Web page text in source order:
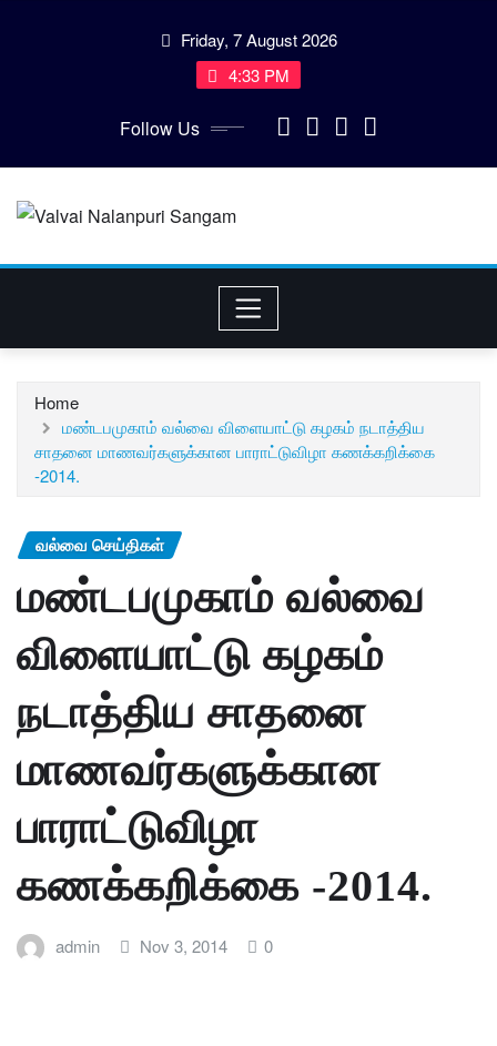
Friday, 7 August 2026
4:33 PM
Follow Us
Home
மண்டபமுகாம் வல்வை விளையாட்டு கழகம் நடாத்திய
சாதனை மாணவர்களுக்கான பாராட்டுவிழா கணக்கறிக்கை
-2014.
வல்வை செய்திகள்
மண்டபமுகாம் வல்வை
விளையாட்டு கழகம்
நடாத்திய சாதனை
மாணவர்களுக்கான
பாராட்டுவிழா
கணக்கறிக்கை -2014.
admin Nov 3, 2014 0